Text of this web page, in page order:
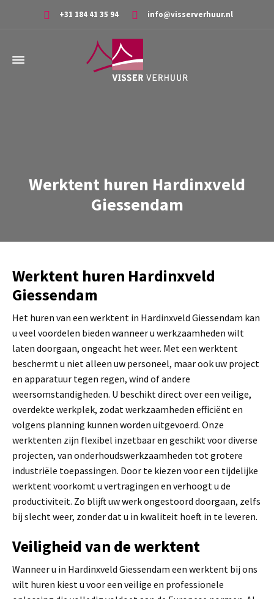
+31 184 41 35 94 info@visserverhuur.nl
Werktent huren Hardinxveld
Giessendam
Werktent huren Hardinxveld
Giessendam
Het huren van een werktent in Hardinxveld Giessendam kan
u veel voordelen bieden wanneer u werkzaamheden wilt
laten doorgaan, ongeacht het weer. Met een werktent
beschermt u niet alleen uw personeel, maar ook uw project
en apparatuur tegen regen, wind of andere
weersomstandigheden. U beschikt direct over een veilige,
overdekte werkplek, zodat werkzaamheden efficiënt en
volgens planning kunnen worden uitgevoerd. Onze
werktenten zijn flexibel inzetbaar en geschikt voor diverse
projecten, van onderhoudswerkzaamheden tot grotere
industriële toepassingen. Door te kiezen voor een tijdelijke
werktent voorkomt u vertragingen en verhoogt u de
productiviteit. Zo blijft uw werk ongestoord doorgaan, zelfs
bij slecht weer, zonder dat u in kwaliteit hoeft in te leveren.
Veiligheid van de werktent
Wanneer u in Hardinxveld Giessendam een werktent bij ons
wilt huren kiest u voor een veilige en professionele